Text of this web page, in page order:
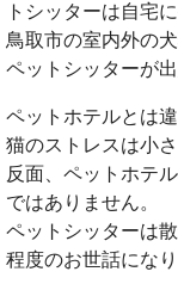
トシッターは自宅
鳥取市の室内外の
ペットシッターが
ペットホテルとは
猫のストレスは小
反面、ペットホテ
ではありません。
ペットシッターは
程度のお世話になり